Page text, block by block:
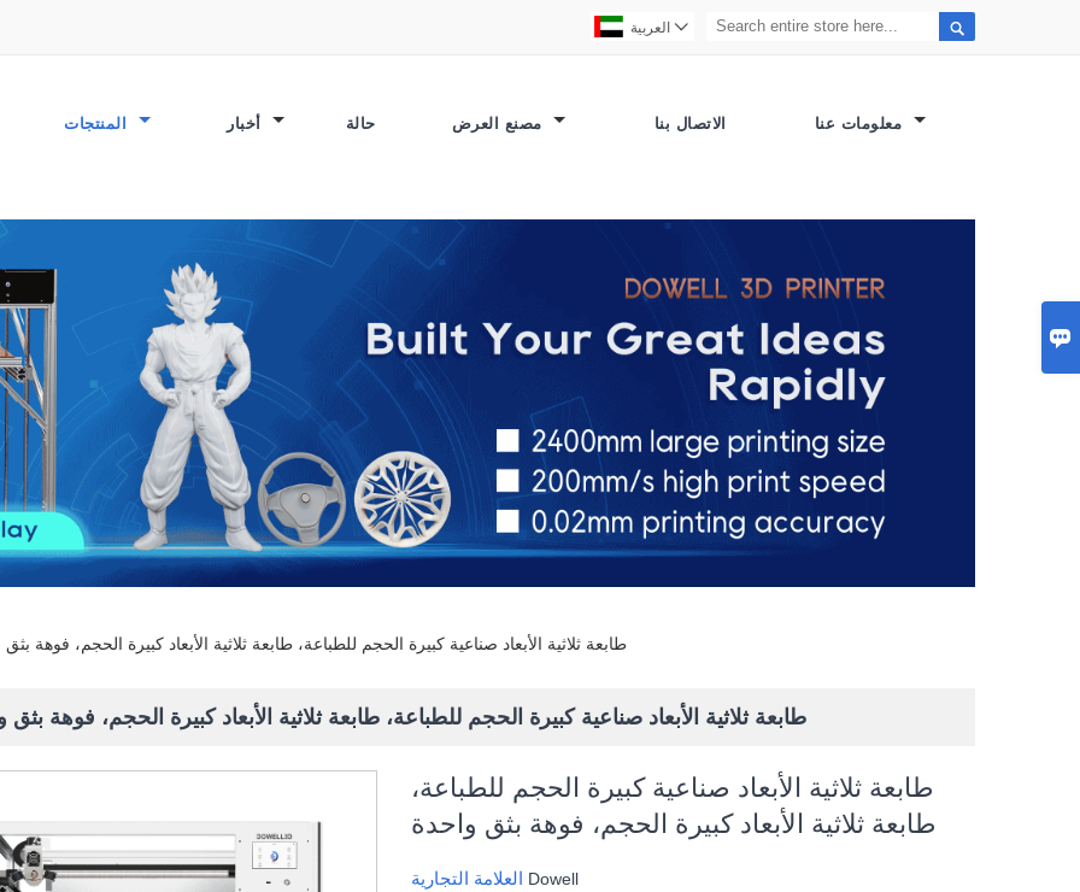

 العربية 
حالة الاتصال بنا
طابعة ثلاثية الأبعاد صناعية كبيرة الحجم للطباعة، طابعة ثلاثية الأبعاد كبيرة الحجم، فوهة
طابعة ثلاثية الأبعاد صناعية كبيرة الحجم للطباعة، طابعة ثلاثية الأبعاد كبيرة الحجم، فوهة بثق
طابعة ثلاثية الأبعاد صناعية كبيرة الحجم للطباعة،
طابعة ثلاثية الأبعاد كبيرة الحجم، فوهة بثق واحدة
Dowell